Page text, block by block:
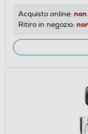
Acquisto online:
Ritiro in negozio: